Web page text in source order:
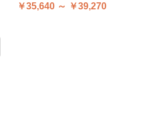
￥35,640 ～ ￥39,270